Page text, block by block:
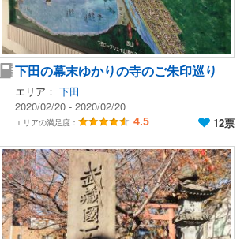
下田の幕末ゆかりの寺のご朱印巡り
エリア： 下田
2020/02/20 - 2020/02/20
エリアの満足度： 4.5 12票